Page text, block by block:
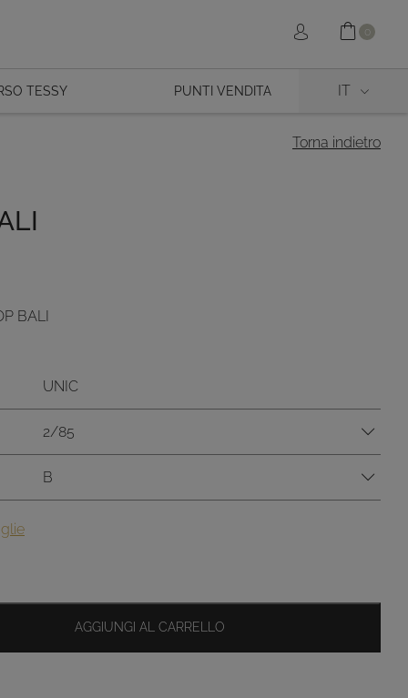
Sign in 0
TESSY PUNTI VENDITA IT
Torna indietro
BALI
UNIC
2/85
B
AGGIUNGI AL CARRELLO